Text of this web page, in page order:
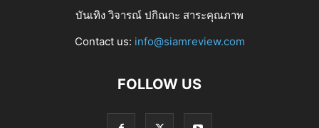
บันเทิง วิจารณ์ ปกิณกะ สาระคุณภาพ
Contact us: info@siamreview.com
FOLLOW US